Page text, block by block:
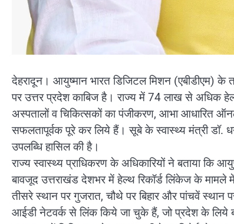
देहरादून। आयुष्मान भारत डिजिटल मिशन (एबीडीएम)
पर उत्तर प्रदेश काबिज है। राज्य में 74 लाख से अधिक
अस्पतालों व चिकित्सकों का पंजीकरण, आभा आधारित
सफलतापूर्वक पूरे कर लिये हैं। सूबे के स्वास्थ्य मंत्री डॉ. धन
उपलब्धि हासिल की है।
राज्य स्वास्थ्य प्राधिकरण के अधिकारियों ने बताया कि
बावजूद उत्तराखंड देशभर में हेल्थ रिकॉर्ड लिंकेज के
तीसरे स्थान पर गुजरात, चौथे पर बिहार और पांचवें
आईडी नेटवर्क से लिंक किये जा चुके हैं, जो प्रदेश के लिये